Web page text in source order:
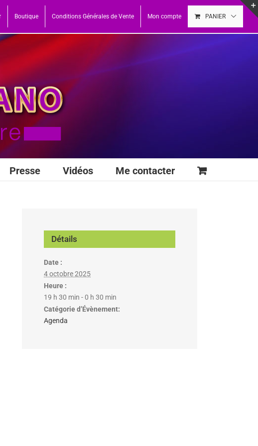
Boutique Conditions Générales de Vente Mon compte PANIER
Presse Vidéos Me contacter
Détails
Date :
4 octobre 2025
Heure :
19 h 30 min - 0 h 30 min
Catégorie d’Évènement:
Agenda